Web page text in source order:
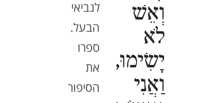
וְאֵשׁ
לֹא
יָשִׂימוּ,
וַאֲנִי
לנביאי
הבעל.
ספרו
את
הסיפור